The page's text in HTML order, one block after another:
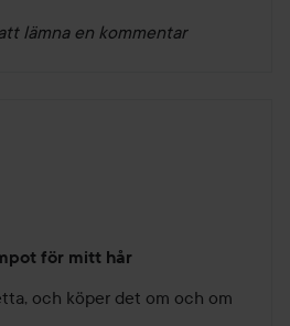
lämna en kommentar
1 år
för mitt hår
och köper det om och om